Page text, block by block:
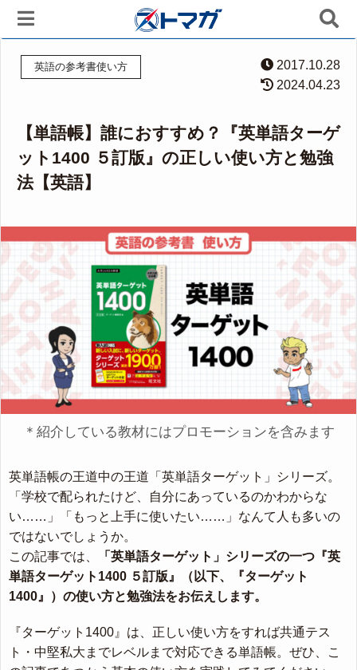
英語の参考書使い方
2017.10.28
2024.04.23
【単語帳】誰におすすめ？『英単語ターゲ
ット1400 ５訂版』の正しい使い方と勉強
法【英語】
＊紹介している教材にはプロモーションを含みます
英単語帳の王道中の王道「英単語ターゲット」シリーズ。
「学校で配られたけど、自分にあっているのかわからな
い……」「もっと上手に使いたい……」なんて人も多いの
ではないでしょうか。
この記事では、
「英単語ターゲット」シリーズの一つ『英
単語ターゲット1400 ５訂版』（以下、『ターゲット
1400』）の使い方と勉強法をお伝えします。
『ターゲット1400』は、正しい使い方をすれば共通テス
ト・中堅私大までレベルまで対応できる単語帳。ぜひ、こ